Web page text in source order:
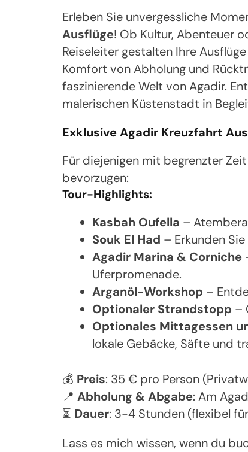
Erleben Sie unvergessliche
Ausflüge! Ob Kultur, Abenteuer
Reiseleiter gestalten Ihre
Komfort von Abholung und
faszinierende Welt von Agadir.
malerischen Küstenstadt in
Exklusive Agadir Kreuzfahrt
Für diejenigen mit begrenzter
bevorzugen:
Tour-Highlights:
Kasbah Oufella –
Souk El Had – Erkunden
Agadir Marina & Corniche
Uferpromenade.
Arganöl-Workshop –
Optionaler Strandstopp –
Optionales Mittagessen
lokale Gebäcke, Säfte und
💰 Preis: 35 € pro Person
📍 Abholung & Abgabe: Am
⏳ Dauer: 3-4 Stunden (flexibel
Lass es mich wissen, wenn du